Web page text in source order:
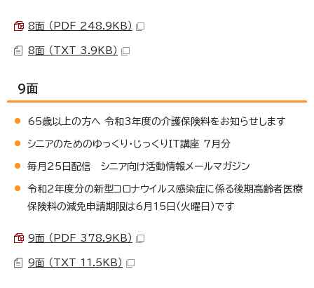
8面 （PDF 248.9KB）
8面 （TXT 3.9KB）
9面
65歳以上の方へ 令和3年度の介護保険料をお知らせします
シニアのためのゆっくり・じっくりIT講座 7月分
毎月25日配信 シニア向け活動情報メールマガジン
令和2年度分の新型コロナウイルス感染症に係る後期高齢者医療
保険料の減免申請期限は6月15日（火曜日）です
9面 （PDF 378.9KB）
9面 （TXT 11.5KB）